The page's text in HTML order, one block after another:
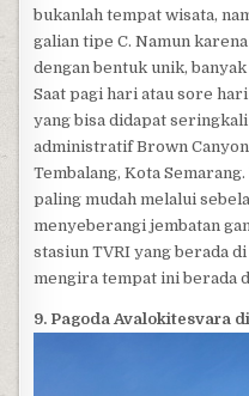
bukanlah tempat wisata,
galian tipe C. Namun
dengan bentuk unik,
Saat pagi hari atau sore
yang bisa didapat seringkali
administratif Brown
Tembalang, Kota
paling mudah melalui
menyeberangi jembatan
stasiun TVRI yang berada
mengira tempat ini berada
9. Pagoda Avalokitesvara